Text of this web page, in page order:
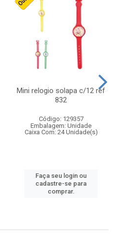
Mini relogio solapa c/12 ref
832
Código: 129357
Embalagem: Unidade
Caixa Com: 24 Unidade(s)
Faça seu login ou
cadastre-se para
comprar.